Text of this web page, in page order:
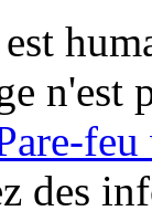
n'est
des